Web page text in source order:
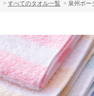
> すべてのタオル一覧 > 泉州ボー